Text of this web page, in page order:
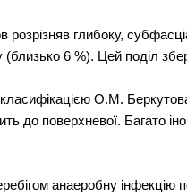
розрізняв глибоку,
6 %). Цей поділ
О.М.
до поверхневої. Багато
анаеробну